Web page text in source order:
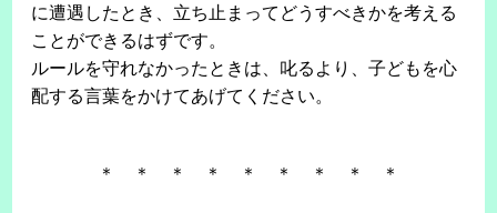
に遭遇したとき、立ち止まってどうすべきかを考える
ことができるはずです。
ルールを守れなかったときは、叱るより、子どもを心
配する言葉をかけてあげてください。
＊ ＊ ＊ ＊ ＊ ＊ ＊ ＊ ＊